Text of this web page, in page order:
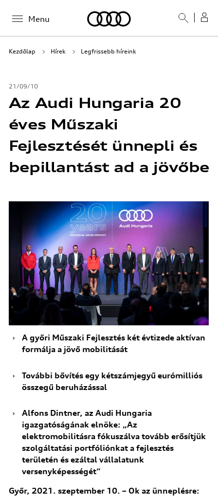
Menu
Kezdőlap Hírek Legfrissebb híreink
21/09/10
Az Audi Hungaria 20
éves Műszaki
Fejlesztését ünnepli és
bepillantást ad a jövőbe
A győri Műszaki Fejlesztés két évtizede aktívan
formálja a jövő mobilitását
További bővítés egy kétszámjegyű eurómilliós
összegű beruházással
Alfons Dintner, az Audi Hungaria
igazgatóságának elnöke: „Az
elektromobilitásra fókuszálva tovább erősítjük
szolgáltatási portfóliónkat a fejlesztés
területén és ezáltal vállalatunk
versenyképességét“
Győr, 2021. szeptember 10. – Ok az ünneplésre: